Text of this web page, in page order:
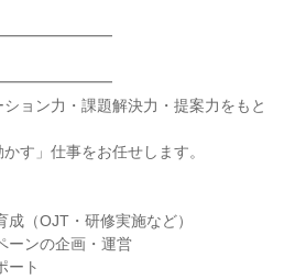
ョン力・課題解決力・提案力をもと
す」仕事をお任せします。
（OJT・研修実施など）
ーンの企画・運営
ート